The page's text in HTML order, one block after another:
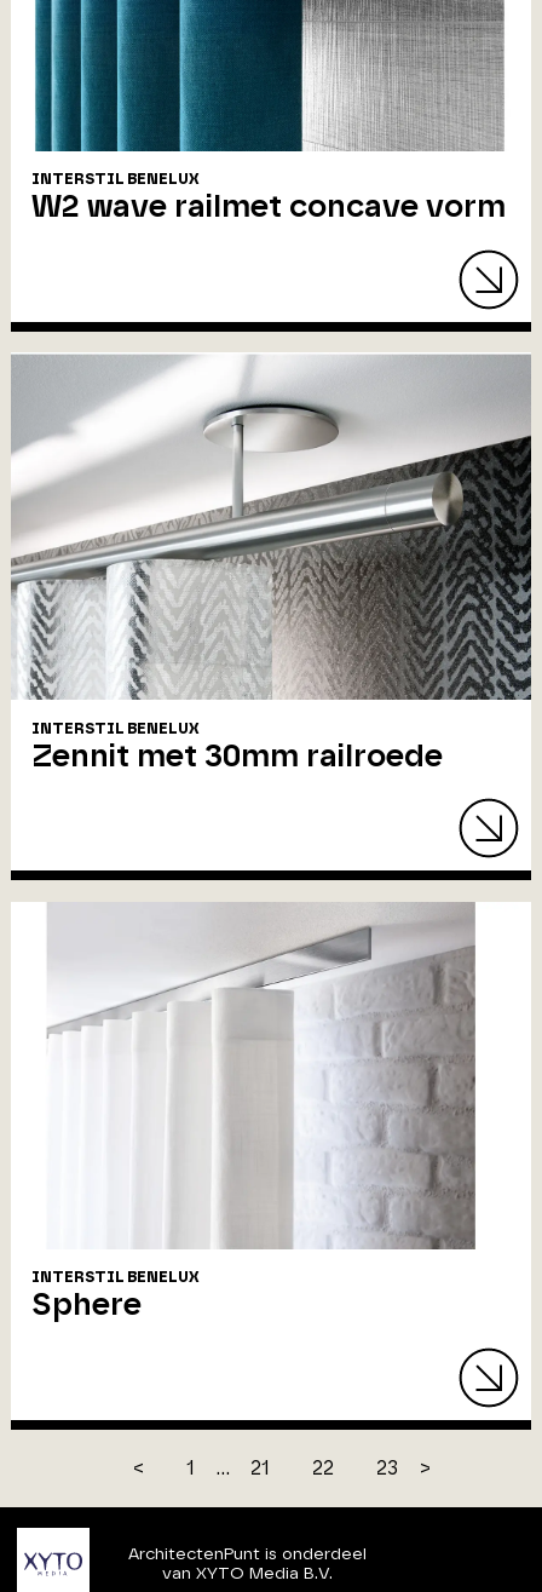
INTERSTIL BENELUX
W2 wave railmet concave vorm
INTERSTIL BENELUX
Zennit met 30mm railroede
INTERSTIL BENELUX
Sphere
< 1 ... 21 22 23 >
ArchitectenPunt is onderdeel
van XYTO Media B.V.